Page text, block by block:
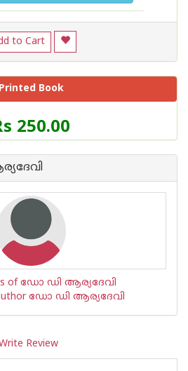
to Cart
Printed Book
250.00
of ഡോ ഡി ആര്യദേവി
author ഡോ ഡി ആര്യദേവി
Review